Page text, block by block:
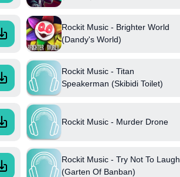
Rockit Music - Brighter World
(Dandy's World)
Rockit Music - Titan
Speakerman (Skibidi Toilet)
Rockit Music - Murder Drone
Rockit Music - Try Not To Laugh
(Garten Of Banban)